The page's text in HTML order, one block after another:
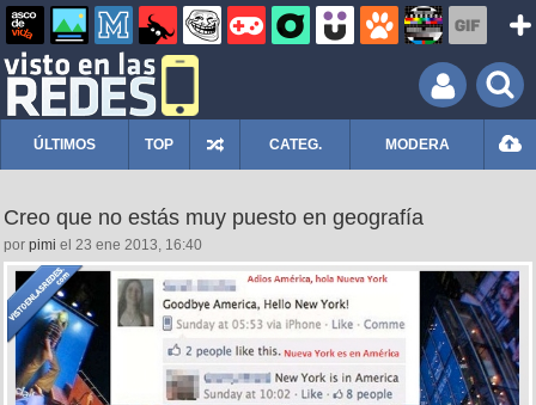
ÚLTIMOS TOP CATEG. MODERA
Creo que no estás muy puesto en geografía
por pimi el 23 ene 2013, 16:40